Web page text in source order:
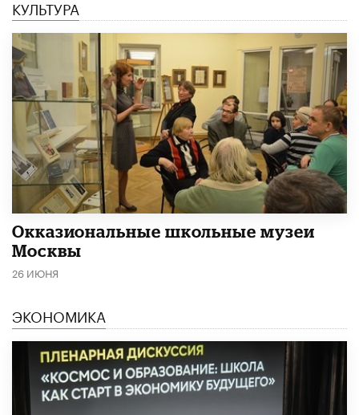
КУЛЬТУРА
​Окказиональные школьные музеи
Москвы
26 ИЮНЯ
ЭКОНОМИКА